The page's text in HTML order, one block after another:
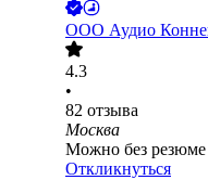
ООО Аудио
4.3
•
82 отзыва
Москва
Можно без резюме
Откликнуться